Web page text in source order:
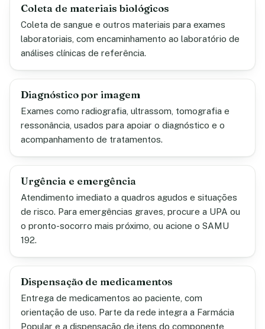
Coleta de materiais biológicos
Coleta de sangue e outros materiais para exames
laboratoriais, com encaminhamento ao laboratório de
análises clínicas de referência.
Diagnóstico por imagem
Exames como radiografia, ultrassom, tomografia e
ressonância, usados para apoiar o diagnóstico e o
acompanhamento de tratamentos.
Urgência e emergência
Atendimento imediato a quadros agudos e situações
de risco. Para emergências graves, procure a UPA ou
o pronto-socorro mais próximo, ou acione o SAMU
192.
Dispensação de medicamentos
Entrega de medicamentos ao paciente, com
orientação de uso. Parte da rede integra a Farmácia
Popular e a dispensação de itens do componente